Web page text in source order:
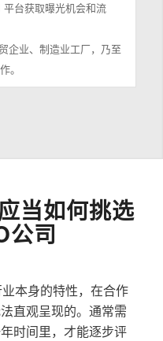
台获取曝光机会和流
企业、制造业工厂，乃至
。
当如何挑选
公司
本身的特性，在合作
直观呈现的。通常需
时间里，才能逐步评